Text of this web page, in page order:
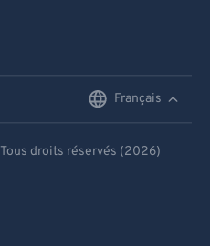
Français
Tous droits réservés (2026)